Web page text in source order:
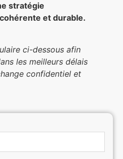
stratégie
et durable.
ci-dessous afin
les meilleurs délais
confidentiel et